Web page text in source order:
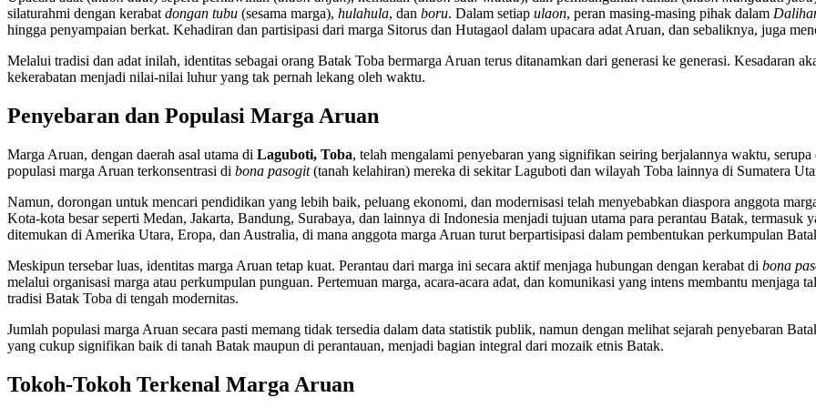
silaturahmi dengan kerabat dongan tubu (sesama marga), hulahula, dan boru. Dalam setiap ulaon, peran masing-masing pihak dalam
hingga penyampaian berkat. Kehadiran dan partisipasi dari marga Sitorus dan Hutagaol dalam upacara adat Aruan, dan sebaliknya, juga
Melalui tradisi dan adat inilah, identitas sebagai orang Batak Toba bermarga Aruan terus ditanamkan dari generasi ke generasi. Kesadaran
kekerabatan menjadi nilai-nilai luhur yang tak pernah lekang oleh waktu.
Penyebaran dan Populasi Marga Aruan
Marga Aruan, dengan daerah asal utama di Laguboti, Toba, telah mengalami penyebaran yang signifikan seiring berjalannya waktu,
populasi marga Aruan terkonsentrasi di bona pasogit(tanah kelahiran) mereka di sekitar Laguboti dan wilayah Toba lainnya di Sumatera
Namun, dorongan untuk mencari pendidikan yang lebih baik, peluang ekonomi, dan modernisasi telah menyebabkan diaspora anggota
Kota-kota besar seperti Medan, Jakarta, Bandung, Surabaya, dan lainnya di Indonesia menjadi tujuan utama para perantau Batak,
ditemukan di Amerika Utara, Eropa, dan Australia, di mana anggota marga Aruan turut berpartisipasi dalam pembentukan perkumpulan
Meskipun tersebar luas, identitas marga Aruan tetap kuat. Perantau dari marga ini secara aktif menjaga hubungan dengan kerabat di bona
melalui organisasi marga atau perkumpulan punguan. Pertemuan marga, acara-acara adat, dan komunikasi yang intens membantu menjaga
tradisi Batak Toba di tengah modernitas.
Jumlah populasi marga Aruan secara pasti memang tidak tersedia dalam data statistik publik, namun dengan melihat sejarah penyebaran
yang cukup signifikan baik di tanah Batak maupun di perantauan, menjadi bagian integral dari mozaik etnis Batak.
Tokoh-Tokoh Terkenal Marga Aruan